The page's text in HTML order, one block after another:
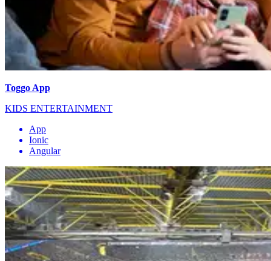
Toggo App
KIDS ENTERTAINMENT
App
Ionic
Angular